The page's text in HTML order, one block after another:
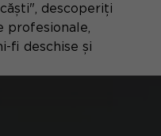
descoperiți
profesionale,
fi deschise și